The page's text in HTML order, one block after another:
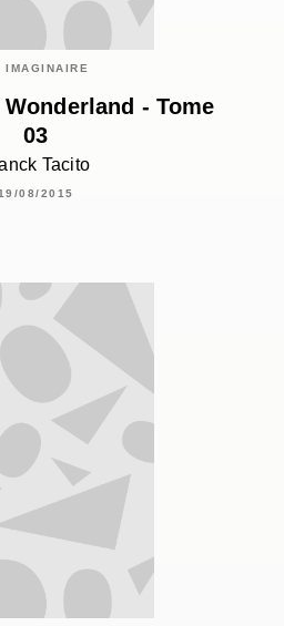
IMAGINAIRE
- Tome
03
Tacito
08/2015